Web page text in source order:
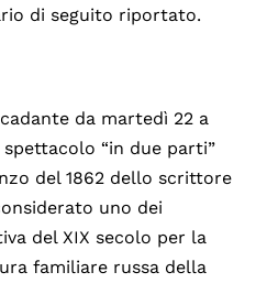
di seguito riportato.
da martedì 22 a
“in due parti”
del 1862 dello scrittore
uno dei
del XIX secolo per la
familiare russa della